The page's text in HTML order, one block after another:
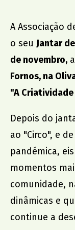
EAPN Portugal
FAJDA –
de Aveiro
Conselho
promoção
Cidade no Jardim
Jantar de
parcerias
ACCL, Party
Comissão de
A Associação
o seu Jantar
de novembro,
Fornos, na
"A Criatividade
Depois do
ao "Circo", e
pandémica,
momentos
comunidade,
dinâmicas e
continue a